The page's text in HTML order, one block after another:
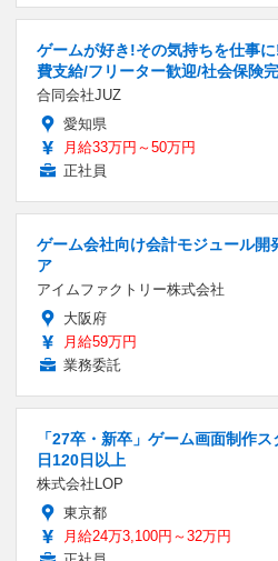
ゲームが好き!その気持ちを仕事
費支給/フリーター歓迎/社会保険
合同会社JUZ
愛知県
月給33万円～50万円
正社員
ゲーム会社向け会計モジュール開
ア
アイムファクトリー株式会社
大阪府
月給59万円
業務委託
「27卒・新卒」ゲーム画面制作
日120日以上
株式会社LOP
東京都
月給24万3,100円～32万円